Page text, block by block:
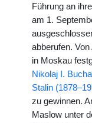
Führung an
am 1.
abberufen.
in Moskau
Nikolaj I.
Stalin
zu gewinnen.
Maslow unter